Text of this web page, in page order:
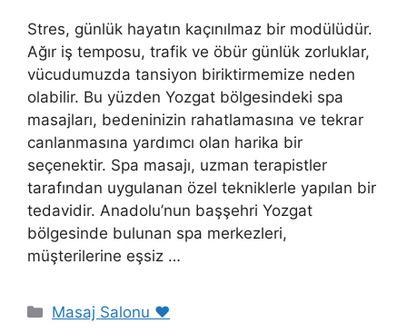
Stres, günlük hayatın kaçınılmaz bir modülüdür.
Ağır iş temposu, trafik ve öbür günlük zorluklar,
vücudumuzda tansiyon biriktirmemize neden
olabilir. Bu yüzden Yozgat bölgesindeki spa
masajları, bedeninizin rahatlamasına ve tekrar
canlanmasına yardımcı olan harika bir
seçenektir. Spa masajı, uzman terapistler
tarafından uygulanan özel tekniklerle yapılan bir
tedavidir. Anadolu’nun başşehri Yozgat
bölgesinde bulunan spa merkezleri,
müşterilerine eşsiz …
Kategoriler
Masaj Salonu ❤️